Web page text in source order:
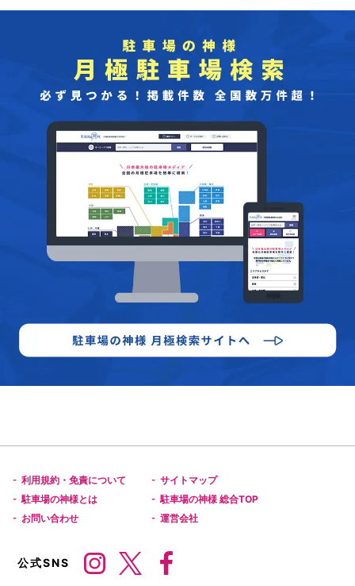
- 利用規約・免責について - サイトマップ
- 駐車場の神様とは - 駐車場の神様 総合TOP
- お問い合わせ - 運営会社
公式SNS